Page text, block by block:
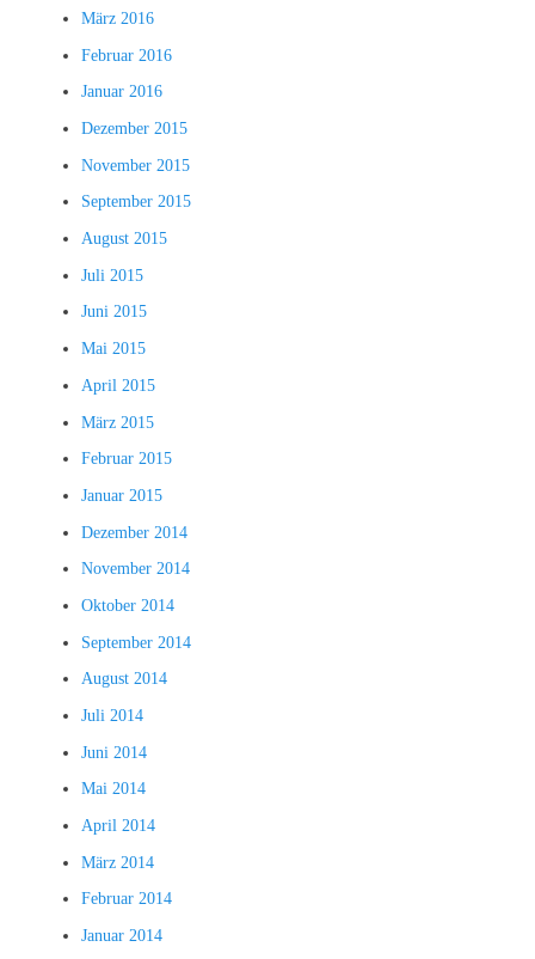
März 2016
Februar 2016
Januar 2016
Dezember 2015
November 2015
September 2015
August 2015
Juli 2015
Juni 2015
Mai 2015
April 2015
März 2015
Februar 2015
Januar 2015
Dezember 2014
November 2014
Oktober 2014
September 2014
August 2014
Juli 2014
Juni 2014
Mai 2014
April 2014
März 2014
Februar 2014
Januar 2014